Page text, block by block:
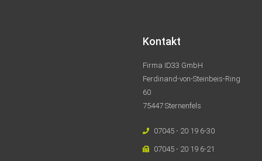
Kontakt
Firma ID33 GmbH
Ferdinand-von-Steinbeis-Ring
60
75447 Sternenfels
07045 - 20 19 6-30
07045 - 20 19 6-21